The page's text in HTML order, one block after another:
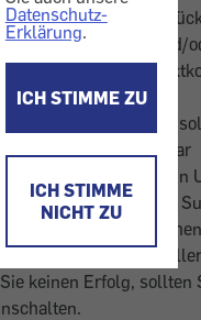
Datenschutz-
Erklärung.
ICH STIMME ZU
ICH STIMME
NICHT ZU
und dabei
wenn Fliesen und/
ein Punkt!)
haben. Auch
die nicht akustisch
wurden, und sogar
weithin zu hören. Ein
noch viel störender.
Nachbarn, und
Dies ist
keinen Erfolg, sollten